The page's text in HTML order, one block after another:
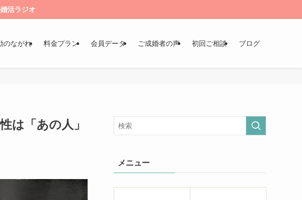
活ラジオ
のながれ 料金プラン 会員データ ご成婚者の声 初回ご相談 ブログ
は「あの人」
メニュー